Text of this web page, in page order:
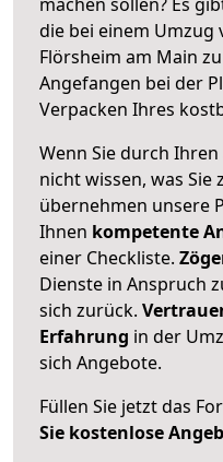
die bei einem Umzug
Flörsheim am Main
Angefangen bei der
Verpacken Ihres
Wenn Sie durch
nicht wissen, was Sie
übernehmen unsere
Ihnen kompetente
einer Checkliste.
Dienste in Anspruch
sich zurück.
Erfahrung in der
sich Angebote.
Füllen Sie jetzt das
Sie kostenlose